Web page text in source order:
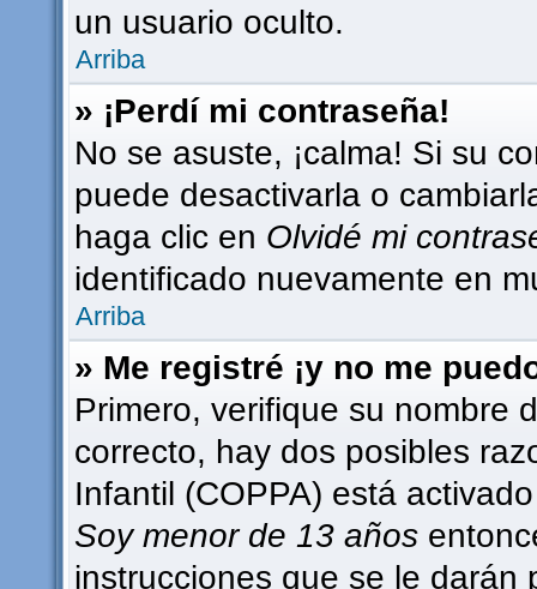
un usuario oculto.
Arriba
» ¡Perdí mi contraseña!
No se asuste, ¡calma! Si su
puede desactivarla o
haga clic en Olvidé mi
identificado nuevamente en
Arriba
» Me registré ¡y no me
Primero, verifique su nombre
correcto, hay dos posibles
Infantil (COPPA) está
Soy menor de 13 años
instrucciones que se le darán